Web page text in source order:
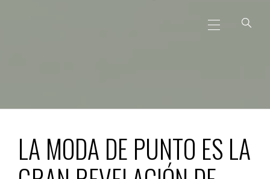
principal
LA MODA DE PUNTO ES LA